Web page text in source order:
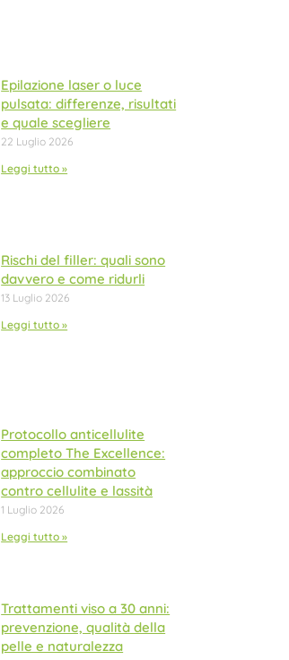
Epilazione laser o luce
pulsata: differenze, risultati
e quale scegliere
22 Luglio 2026
Leggi tutto »
Rischi del filler: quali sono
davvero e come ridurli
13 Luglio 2026
Leggi tutto »
Protocollo anticellulite
completo The Excellence:
approccio combinato
contro cellulite e lassità
1 Luglio 2026
Leggi tutto »
Trattamenti viso a 30 anni:
prevenzione, qualità della
pelle e naturalezza